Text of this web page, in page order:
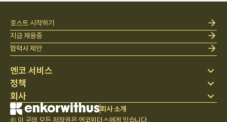
엔코 서비스
스테이 찾기
베딩
블로그
헬프 센터
정책
개인정보 처리방침
이용약관
회사
회사 소개
호스트 시작하기
지금 채용중
협력사 제안
회사 소개
© 이 곳의 모든 저작권은 엔코위더스에게 있습니다.